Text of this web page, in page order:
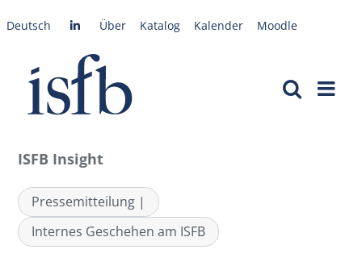
Inhalt
Deutsch Über Katalog Kalender Moodle
ISFB Insight
Pressemitteilung |
Internes Geschehen am ISFB